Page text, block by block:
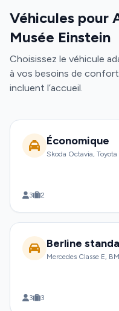
Véhicules pour
Musée Einstein
Choisissez le véhicule
à vos besoins de
incluent l’accueil.
Économique
Skoda Octavia,
3 2
Berline
Mercedes Classe E,
3 3